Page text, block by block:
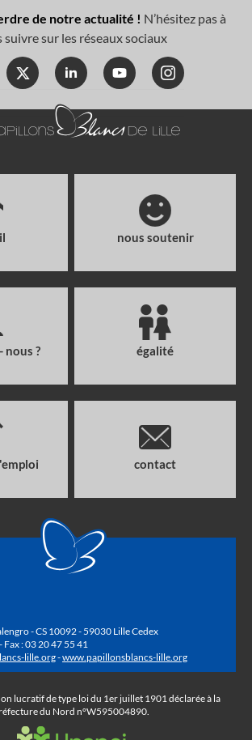
de notre actualité ! N’hésitez pas à
suivre sur les réseaux sociaux
nous soutenir
nous ? égalité
contact
- CS 10092 - 59030 Lille Cedex
Fax : 03 20 47 55 41
lille.org-www.papillonsblancs-lille.org
lucratif de type loi du 1er juillet 1901 déclarée à la
du Nord n°W595004890.